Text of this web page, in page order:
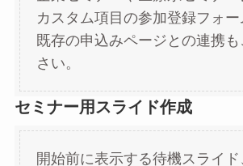
カスタム項目の参加登録フォー
既存の申込みページとの連携
さい。
セミナー用スライド作成
開始前に表示する待機スライ